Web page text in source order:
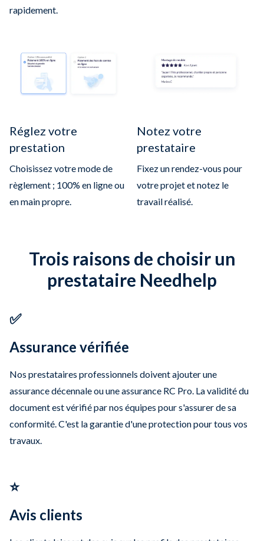
rapidement.
Réglez votre
prestation
Choisissez votre mode de
règlement ; 100% en ligne ou
en main propre.
Notez votre
prestataire
Fixez un rendez-vous pour
votre projet et notez le
travail réalisé.
Trois raisons de choisir un
prestataire Needhelp
✅
Assurance vérifiée
Nos prestataires professionnels doivent ajouter une
assurance décennale ou une assurance RC Pro. La validité du
document est vérifié par nos équipes pour s'assurer de sa
conformité. C'est la garantie d'une protection pour tous vos
travaux.
⭐
Avis clients